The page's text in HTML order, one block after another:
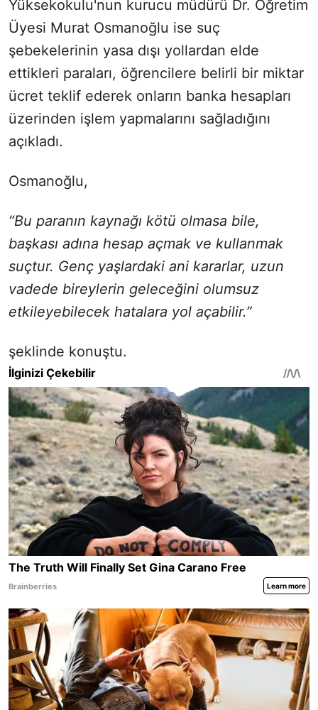
Yüksekokulu'nun kurucu müdürü Dr. Öğretim
Üyesi Murat Osmanoğlu ise suç
şebekelerinin yasa dışı yollardan elde
ettikleri paraları, öğrencilere belirli bir miktar
ücret teklif ederek onların banka hesapları
üzerinden işlem yapmalarını sağladığını
açıkladı.
Osmanoğlu,
“Bu paranın kaynağı kötü olmasa bile,
başkası adına hesap açmak ve kullanmak
suçtur. Genç yaşlardaki ani kararlar, uzun
vadede bireylerin geleceğini olumsuz
etkileyebilecek hatalara yol açabilir.”
şeklinde konuştu.